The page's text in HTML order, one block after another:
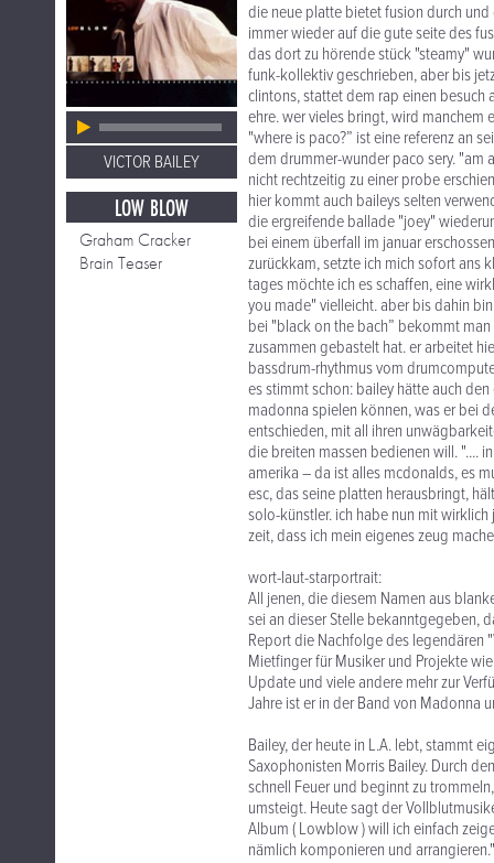
VICTOR BAILEY
LOW BLOW
Graham Cracker
Brain Teaser
die neue platte bietet fusion durch
immer wieder auf die gute seite des
das dort zu hörende stück "steamy"
funk-kollektiv geschrieben, aber bis
clintons, stattet dem rap einen
ehre. wer vieles bringt, wird manchem
"where is paco?” ist eine referenz an
dem drummer-wunder paco sery. "am
nicht rechtzeitig zu einer probe
hier kommt auch baileys selten
die ergreifende ballade "joey"
bei einem überfall im januar
zurückkam, setzte ich mich sofort ans
tages möchte ich es schaffen, eine
you made" vielleicht. aber bis dahin
bei "black on the bach” bekommt
zusammen gebastelt hat. er arbeitet
bassdrum-rhythmus vom
es stimmt schon: bailey hätte auch
madonna spielen können, was er bei
entschieden, mit all ihren
die breiten massen bedienen will. "....
amerika – da ist alles mcdonalds, es
esc, das seine platten herausbringt,
solo-künstler. ich habe nun mit
zeit, dass ich mein eigenes zeug
wort-laut-starportrait:
All jenen, die diesem Namen aus
sei an dieser Stelle bekanntgegeben,
Report die Nachfolge des legendären
Mietfinger für Musiker und Projekte
Update und viele andere mehr zur
Jahre ist er in der Band von Madonna
Bailey, der heute in L.A. lebt, stammt
Saxophonisten Morris Bailey. Durch
schnell Feuer und beginnt zu
umsteigt. Heute sagt der
Album ( Lowblow ) will ich einfach
nämlich komponieren und arrangieren."